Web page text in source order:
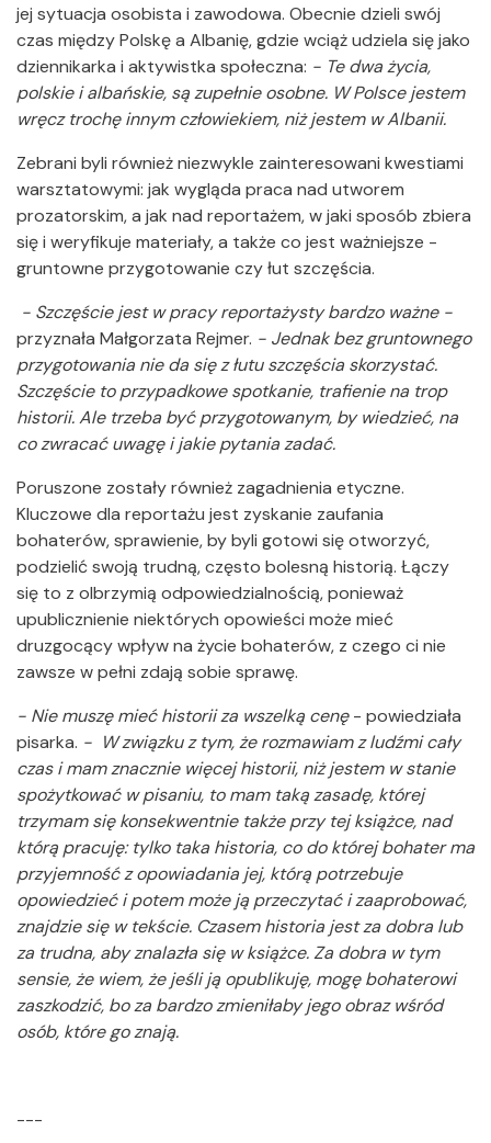
jej sytuacja osobista i zawodowa. Obecnie dzieli swój
czas między Polskę a Albanię, gdzie wciąż udziela się jako
dziennikarka i aktywistka społeczna: - Te dwa życia,
polskie i albańskie, są zupełnie osobne. W Polsce jestem
wręcz trochę innym człowiekiem, niż jestem w Albanii.
Zebrani byli również niezwykle zainteresowani kwestiami
warsztatowymi: jak wygląda praca nad utworem
prozatorskim, a jak nad reportażem, w jaki sposób zbiera
się i weryfikuje materiały, a także co jest ważniejsze -
gruntowne przygotowanie czy łut szczęścia.
- Szczęście jest w pracy reportażysty bardzo ważne -
przyznała Małgorzata Rejmer. - Jednak bez gruntownego
przygotowania nie da się z łutu szczęścia skorzystać.
Szczęście to przypadkowe spotkanie, trafienie na trop
historii. Ale trzeba być przygotowanym, by wiedzieć, na
co zwracać uwagę i jakie pytania zadać.
Poruszone zostały również zagadnienia etyczne.
Kluczowe dla reportażu jest zyskanie zaufania
bohaterów, sprawienie, by byli gotowi się otworzyć,
podzielić swoją trudną, często bolesną historią. Łączy
się to z olbrzymią odpowiedzialnością, ponieważ
upublicznienie niektórych opowieści może mieć
druzgocący wpływ na życie bohaterów, z czego ci nie
zawsze w pełni zdają sobie sprawę.
- Nie muszę mieć historii za wszelką cenę- powiedziała
pisarka. - W związku z tym, że rozmawiam z ludźmi cały
czas i mam znacznie więcej historii, niż jestem w stanie
spożytkować w pisaniu, to mam taką zasadę, której
trzymam się konsekwentnie także przy tej książce, nad
którą pracuję: tylko taka historia, co do której bohater ma
przyjemność z opowiadania jej, którą potrzebuje
opowiedzieć i potem może ją przeczytać i zaaprobować,
znajdzie się w tekście. Czasem historia jest za dobra lub
za trudna, aby znalazła się w książce. Za dobra w tym
sensie, że wiem, że jeśli ją opublikuję, mogę bohaterowi
zaszkodzić, bo za bardzo zmieniłaby jego obraz wśród
osób, które go znają.
---